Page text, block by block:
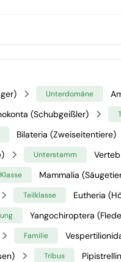
Unterdomäne
(Schubgeißler)
Bilateria (Zweiseitentiere)
Unterstamm
Klasse Mammalia
Teilklasse Eutheria
Yangochiroptera
Familie
Tribus